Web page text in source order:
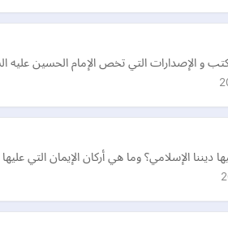
و الإصدارات التي تخص الإمام الحسين عليه
ديننا الإسلامي؟ وما هي أركان الإيمان التي